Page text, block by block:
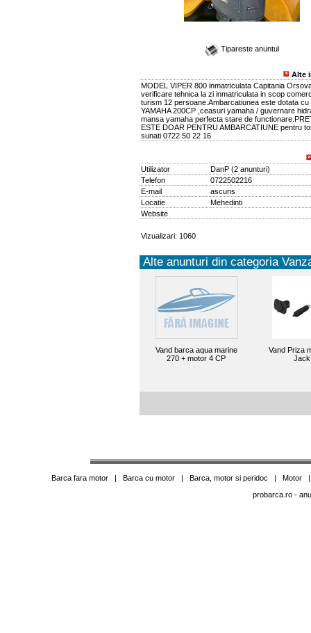
Tipareste anuntul
Alte
MODEL VIPER 800 inmatriculata Capitania
verificare tehnica la zi inmatriculata in scop
turism 12 persoane.Ambarcatiunea este dotata cu
YAMAHA 200CP ,ceasuri yamaha / guvernare
mansa yamaha perfecta stare de
ESTE DOAR PENTRU AMBARCATIUNE pentru
sunati 0722 50 22 16
Utilizator DanP(2 anunturi)
Telefon
0722502216
E-mail
ascuns
Locatie
Mehedinti
Website
Vizualizari: 1060
Alte anunturi din categoria
Vand barca aqua marine
270 + motor 4 CP
Vand Priza
Jack
Barca fara motor| Barca cu motor| Barca, motor si peridoc | Motor
probarca.ro-